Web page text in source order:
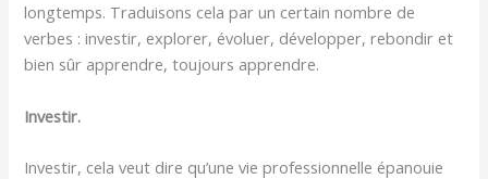
longtemps. Traduisons cela par un certain nombre de
verbes : investir, explorer, évoluer, développer, rebondir et
bien sûr apprendre, toujours apprendre.
Investir.
Investir, cela veut dire qu’une vie professionnelle épanouie